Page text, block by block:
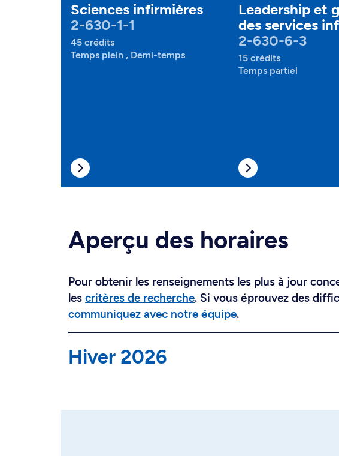
Sciences infirmières
2-630-1-1
45 crédits
Temps plein , Demi-temps
Leadership et
des services
2-630-6-3
15 crédits
Temps partiel
Aperçu des horaires
Pour obtenir les renseignements les plus à jour
les critères de recherche. Si vous éprouvez des
communiquez avec notre équipe.
Hiver 2026